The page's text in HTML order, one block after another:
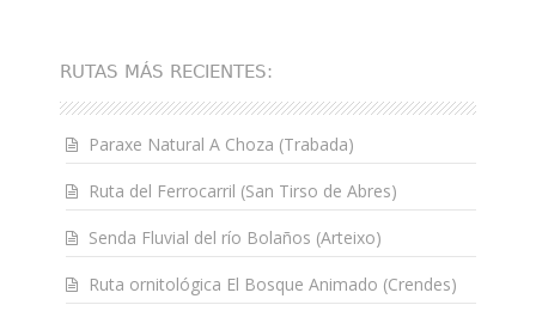
RUTAS MÁS RECIENTES:
Paraxe Natural A Choza (Trabada)
Ruta del Ferrocarril (San Tirso de Abres)
Senda Fluvial del río Bolaños (Arteixo)
Ruta ornitológica El Bosque Animado (Crendes)